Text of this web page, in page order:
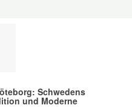
Schwedens
und Moderne